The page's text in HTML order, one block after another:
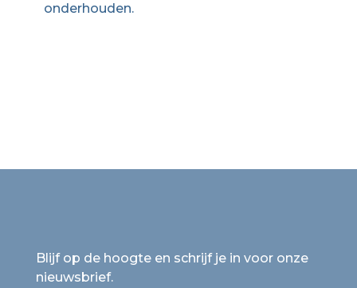
onderhouden.
Blijf op de hoogte en schrijf je in voor onze
nieuwsbrief.